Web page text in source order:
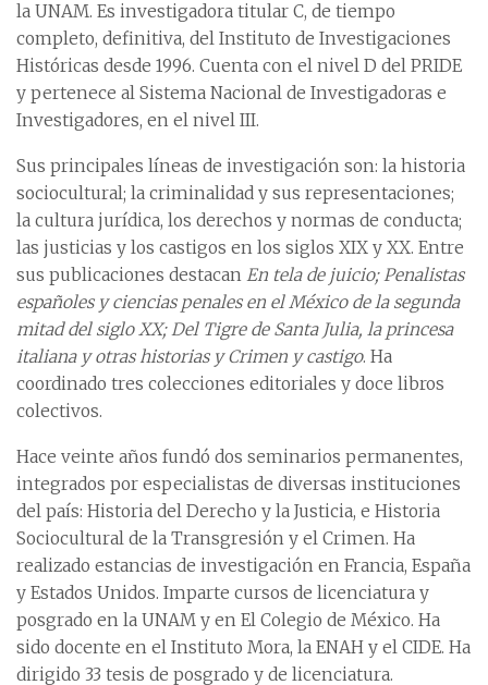
la UNAM. Es investigadora titular C, de tiempo
completo, definitiva, del Instituto de Investigaciones
Históricas desde 1996. Cuenta con el nivel D del PRIDE
y pertenece al Sistema Nacional de Investigadoras e
Investigadores, en el nivel III.
Sus principales líneas de investigación son: la historia
sociocultural; la criminalidad y sus representaciones;
la cultura jurídica, los derechos y normas de conducta;
las justicias y los castigos en los siglos XIX y XX. Entre
sus publicaciones destacan En tela de juicio; Penalistas
españoles y ciencias penales en el México de la segunda
mitad del siglo XX; Del Tigre de Santa Julia, la princesa
italiana y otras historias y Crimen y castigo. Ha
coordinado tres colecciones editoriales y doce libros
colectivos.
Hace veinte años fundó dos seminarios permanentes,
integrados por especialistas de diversas instituciones
del país: Historia del Derecho y la Justicia, e Historia
Sociocultural de la Transgresión y el Crimen. Ha
realizado estancias de investigación en Francia, España
y Estados Unidos. Imparte cursos de licenciatura y
posgrado en la UNAM y en El Colegio de México. Ha
sido docente en el Instituto Mora, la ENAH y el CIDE. Ha
dirigido 33 tesis de posgrado y de licenciatura.